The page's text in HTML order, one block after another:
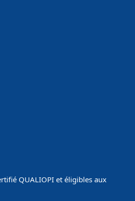
QUALIOPI et éligibles aux